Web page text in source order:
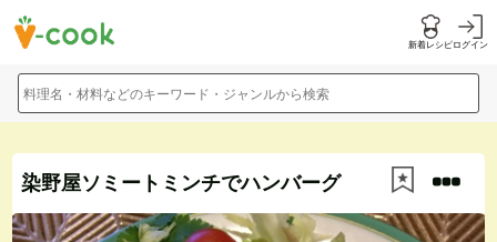
新着レシピログイン
料理名・材料などのキーワード・ジャンルから検索
染野屋ソミートミンチでハンバーグ